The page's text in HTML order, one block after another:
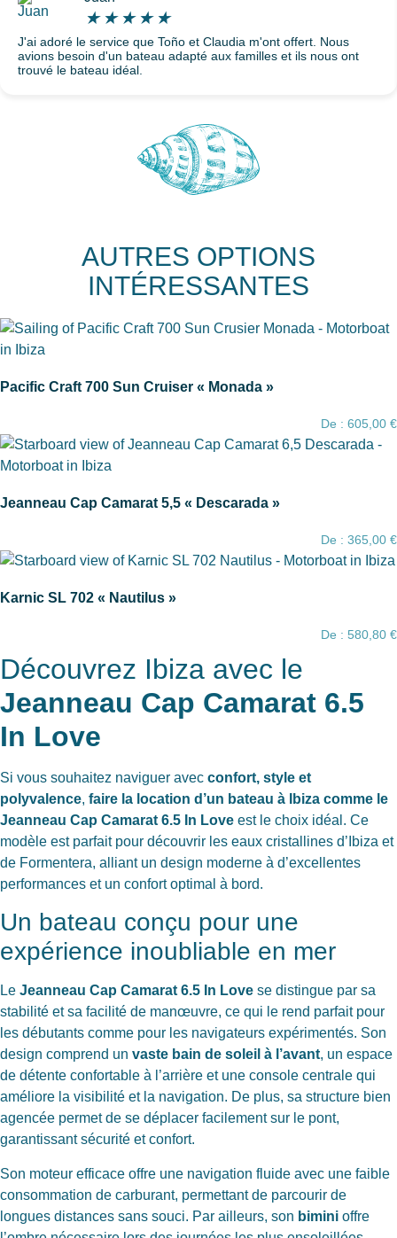
★ ★ ★ ★ ★
J'ai adoré le service que Toño et Claudia m'ont offert. Nous
avions besoin d'un bateau adapté aux familles et ils nous ont
trouvé le bateau idéal.
AUTRES OPTIONS
INTÉRESSANTES
Pacific Craft 700 Sun Cruiser « Monada »
De : 605,00 €
Jeanneau Cap Camarat 5,5 « Descarada »
De : 365,00 €
Karnic SL 702 « Nautilus »
De : 580,80 €
Découvrez Ibiza avec le
Jeanneau Cap Camarat 6.5
In Love
Si vous souhaitez naviguer avec confort, style et
polyvalence, faire la location d’un bateau à Ibiza comme le
Jeanneau Cap Camarat 6.5 In Love est le choix idéal. Ce
modèle est parfait pour découvrir les eaux cristallines d’Ibiza et
de Formentera, alliant un design moderne à d’excellentes
performances et un confort optimal à bord.
Un bateau conçu pour une
expérience inoubliable en mer
Le Jeanneau Cap Camarat 6.5 In Love se distingue par sa
stabilité et sa facilité de manœuvre, ce qui le rend parfait pour
les débutants comme pour les navigateurs expérimentés. Son
design comprend un vaste bain de soleil à l’avant, un espace
de détente confortable à l’arrière et une console centrale qui
améliore la visibilité et la navigation. De plus, sa structure bien
agencée permet de se déplacer facilement sur le pont,
garantissant sécurité et confort.
Son moteur efficace offre une navigation fluide avec une faible
consommation de carburant, permettant de parcourir de
longues distances sans souci. Par ailleurs, son bimini offre